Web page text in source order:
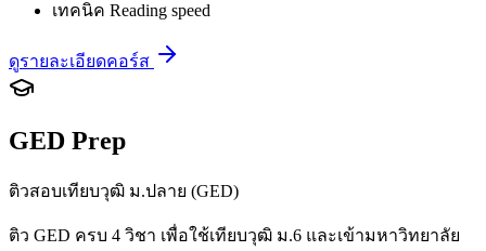
เทคนิค Reading speed
ดูรายละเอียดคอร์ส
GED Prep
ติวสอบเทียบวุฒิ ม.ปลาย (GED)
ติว GED ครบ 4 วิชา เพื่อใช้เทียบวุฒิ ม.6 และเข้ามหาวิทยาลัย